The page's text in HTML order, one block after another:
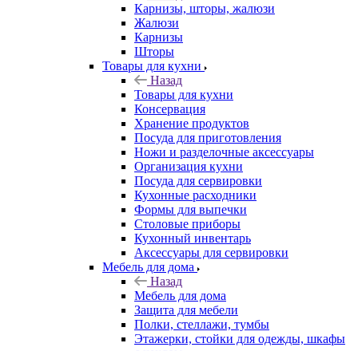
Карнизы, шторы, жалюзи
Жалюзи
Карнизы
Шторы
Товары для кухни
Назад
Товары для кухни
Консервация
Хранение продуктов
Посуда для приготовления
Ножи и разделочные аксессуары
Организация кухни
Посуда для сервировки
Кухонные расходники
Формы для выпечки
Столовые приборы
Кухонный инвентарь
Аксессуары для сервировки
Мебель для дома
Назад
Мебель для дома
Защита для мебели
Полки, стеллажи, тумбы
Этажерки, стойки для одежды, шкафы